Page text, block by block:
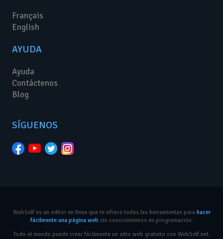
Français
English
AYUDA
Ayuda
Contáctenos
Blog
SÍGUENOS
WebSelf es un editor en línea que te ofrece todas las herramientas para hacer
fácilmente una página web sin conocimientos en programación.
Todo el mundo puede crear fácilmente un sitio web gratuito con WebSelf.net.